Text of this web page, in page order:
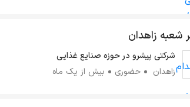
شعبه زاهدان
شرکتی پیشرو در حوزه صنایع غذایی
زاهدان
حضوری بیش از یک ماه